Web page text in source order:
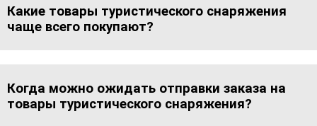
Какие товары туристического снаряжения
чаще всего покупают?
Когда можно ожидать отправки заказа на
товары туристического снаряжения?